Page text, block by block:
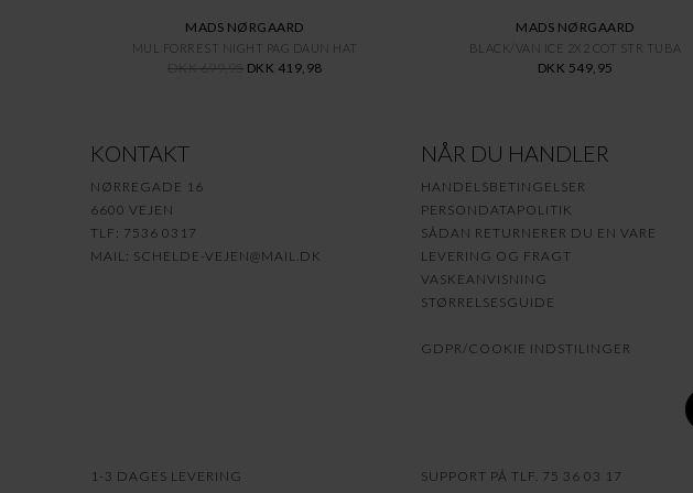
MADS NØRGAARD
MUL FORREST NIGHT PAG DAUN HAT
DKK 699,95 DKK 419,98
MADS NØRGAARD
BLACK/VAN ICE 2X2 COT STR TUBA
DKK 549,95
KONTAKT
NØRREGADE 16
6600 VEJEN
TLF: 7536 0317
MAIL: SCHELDE-VEJEN@MAIL.DK
NÅR DU HANDLER
HANDELSBETINGELSER
PERSONDATAPOLITIK
SÅDAN RETURNERER DU EN VARE
LEVERING OG FRAGT
VASKEANVISNING
STØRRELSESGUIDE
GDPR/COOKIE INDSTILINGER
1-3 DAGES LEVERING SUPPORT PÅ TLF. 75 36 03 17